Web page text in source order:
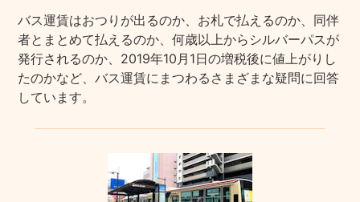
バス運賃はおつりが出るのか、お札で払えるのか、同伴
者とまとめて払えるのか、何歳以上からシルバーパスが
発行されるのか、2019年10月1日の増税後に値上がりし
たのかなど、バス運賃にまつわるさまざまな疑問に回答
しています。